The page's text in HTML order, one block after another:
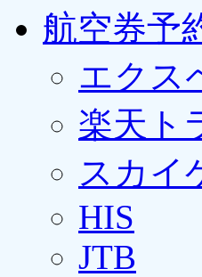
航空券予
エクス
楽天ト
スカイ
HIS
JTB